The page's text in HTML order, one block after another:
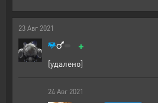
23 Авг 2021
+
[удалено]
24 Авг 2021